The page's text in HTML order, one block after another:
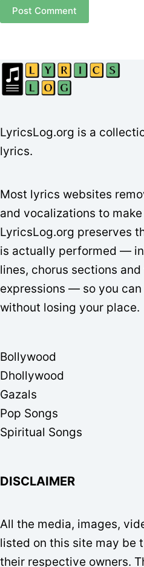
Post Comment
LyricsLog.org is a
lyrics.
Most lyrics websites
and vocalizations to
LyricsLog.org preserves
is actually performed —
lines, chorus sections and
expressions — so you
without losing your place.
Bollywood
Dhollywood
Gazals
Pop Songs
Spiritual Songs
DISCLAIMER
All the media, images,
listed on this site may be
their respective owners.